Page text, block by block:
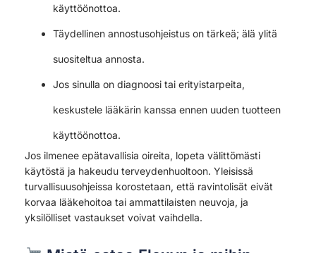
käyttöönottoa.
Täydellinen annostusohjeistus on tärkeä; älä ylitä
suositeltua annosta.
Jos sinulla on diagnoosi tai erityistarpeita,
keskustele lääkärin kanssa ennen uuden tuotteen
käyttöönottoa.
Jos ilmenee epätavallisia oireita, lopeta välittömästi
käytöstä ja hakeudu terveydenhuoltoon. Yleisissä
turvallisuusohjeissa korostetaan, että ravintolisät eivät
korvaa lääkehoitoa tai ammattilaisten neuvoja, ja
yksilölliset vastaukset voivat vaihdella.